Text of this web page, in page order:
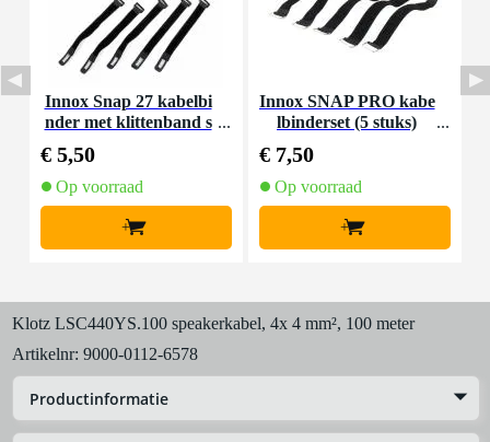
Innox Snap 27 kabelbi
nder met klittenband s
€ 5,50
Op voorraad
+
Innox SNAP PRO kabe
lbinderset (5 stuks)
€ 7,50
Op voorraad
+
Klotz LSC440YS.100 speakerkabel, 4x 4 mm², 100 meter
Artikelnr: 9000-0112-6578
Productinformatie